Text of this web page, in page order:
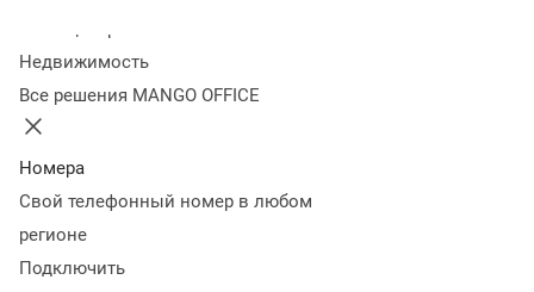
Недвижимость
Все решения MANGO OFFICE
Номера
Свой телефонный номер в любом
регионе
Подключить
Отель Арарат Парк Хаятт Москва, ул. Неглинная, д. 4
Что будет:
Деловое мероприятие для собственников и
руководителей клиник, посвященное адаптации частной
Основные темы: тренды 2025-2026 годов, цифровизация,
маркетинг, импортозамещение оборудования,
юридические аспекты, работа с персоналом и рост
эффективности.